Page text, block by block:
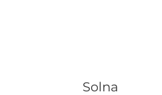
Solna